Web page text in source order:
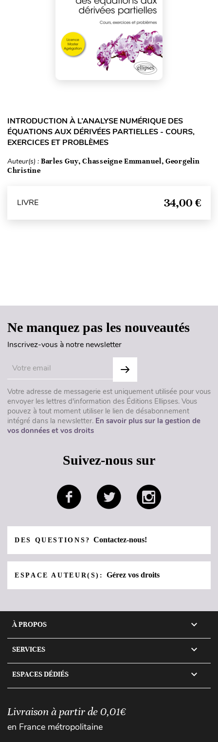
INTRODUCTION À L’ANALYSE NUMÉRIQUE DES
ÉQUATIONS AUX DÉRIVÉES PARTIELLES - COURS,
EXERCICES ET PROBLÈMES
Auteur(s) : Barles Guy, Chasseigne Emmanuel, Georgelin
Christine
LIVRE 34,00 €
Ne manquez pas les nouveautés
Inscrivez-vous à notre newsletter
Votre adresse de messagerie est uniquement utilisée pour vous
envoyer les lettres d'information des Éditions Ellipses. Vous
pouvez à tout moment utiliser le lien de désabonnement
intégré dans la newsletter. En savoir plus sur la gestion de
vos données et vos droits
Suivez-nous sur
DES QUESTIONS?Contactez-nous!
ESPACE AUTEUR(S):Gérez vos droits
À PROPOS 
SERVICES 
ESPACES DÉDIÉS 
Livraison à partir de 0,01€
en France métropolitaine